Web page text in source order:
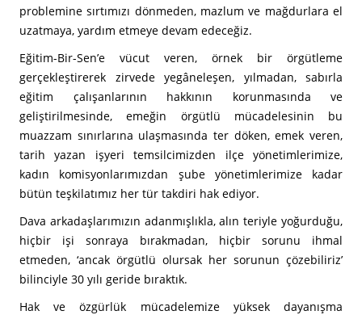
problemine sırtımızı dönmeden, mazlum ve mağdurlara el
uzatmaya, yardım etmeye devam edeceğiz.
Eğitim-Bir-Sen’e vücut veren, örnek bir örgütleme
gerçekleştirerek zirvede yegâneleşen, yılmadan, sabırla
eğitim çalışanlarının hakkının korunmasında ve
geliştirilmesinde, emeğin örgütlü mücadelesinin bu
muazzam sınırlarına ulaşmasında ter döken, emek veren,
tarih yazan işyeri temsilcimizden ilçe yönetimlerimize,
kadın komisyonlarımızdan şube yönetimlerimize kadar
bütün teşkilatımız her tür takdiri hak ediyor.
Dava arkadaşlarımızın adanmışlıkla, alın teriyle yoğurduğu,
hiçbir işi sonraya bırakmadan, hiçbir sorunu ihmal
etmeden, ‘ancak örgütlü olursak her sorunun çözebiliriz’
bilinciyle 30 yılı geride bıraktık.
Hak ve özgürlük mücadelemize yüksek dayanışma